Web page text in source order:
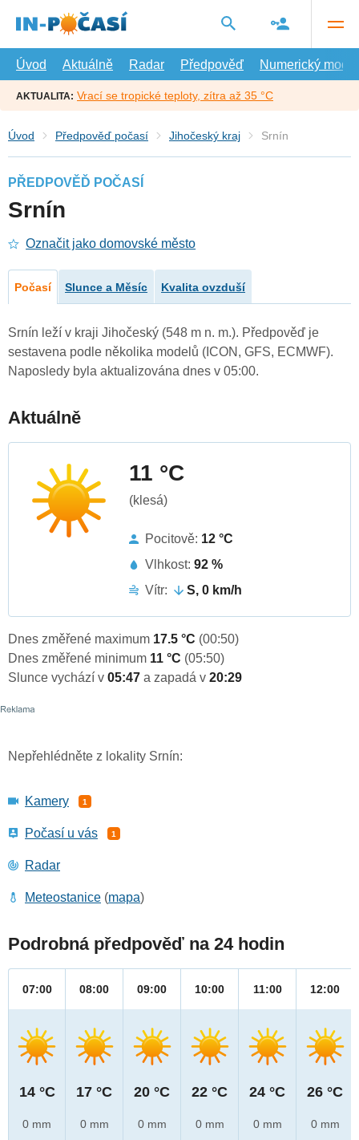
hlavní
Úvod
Aktuálně Radar Předpověď Numerický model
AKTUALITA: Vrací se tropické teploty, zítra až 35 °C
Úvod Předpověď počasí Jihočeský kraj Srnín
PŘEDPOVĚĎ POČASÍ
Srnín
Označit jako domovské město
Počasí Slunce a Měsíc Kvalita ovzduší
Srnín leží v kraji Jihočeský (548 m n. m.). Předpověď je
sestavena podle několika modelů (ICON, GFS, ECMWF).
Naposledy byla aktualizována dnes v 05:00.
Aktuálně
11 °C
(klesá)
Pocitově: 12 °C
Vlhkost: 92 %
Vítr:
S, 0 km/h
Dnes změřené maximum 17.5 °C (00:50)
Dnes změřené minimum 11 °C (05:50)
Slunce vychází v 05:47 a zapadá v 20:29
Nepřehlédněte z lokality Srnín:
Kamery 1
Počasí u vás 1
Radar
Meteostanice (mapa)
Podrobná předpověď na 24 hodin
07:00
14 °C
0 mm
08:00
17 °C
0 mm
09:00
20 °C
0 mm
10:00
22 °C
0 mm
11:00
24 °C
0 mm
12:00
26 °C
0 mm